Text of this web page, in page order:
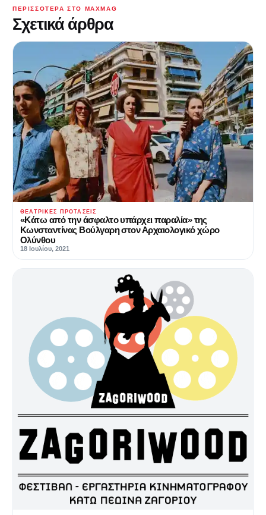
ΠΕΡΙΣΣΌΤΕΡΑ ΣΤΟ MAXMAG
Σχετικά άρθρα
ΘΕΑΤΡΙΚΈΣ ΠΡΟΤΆΣΕΙΣ
«Κάτω από την άσφαλτο υπάρχει παραλία» της
Κωνσταντίνας Βούλγαρη στον Αρχαιολογικό χώρο
Ολύνθου
18 Ιουλίου, 2021